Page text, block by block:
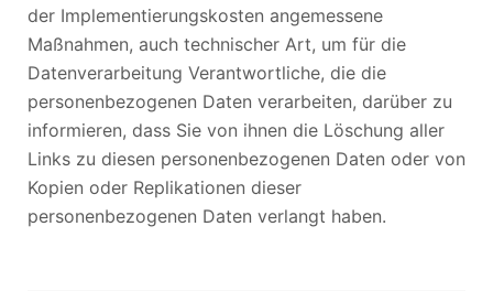
der Implementierungskosten angemessene
Maßnahmen, auch technischer Art, um für die
Datenverarbeitung Verantwortliche, die die
personenbezogenen Daten verarbeiten, darüber zu
informieren, dass Sie von ihnen die Löschung aller
Links zu diesen personenbezogenen Daten oder von
Kopien oder Replikationen dieser
personenbezogenen Daten verlangt haben.